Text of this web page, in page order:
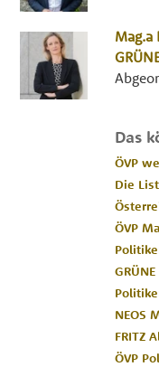
Mag.a
Das
ÖVP
Die
ÖVP
NEOS
FRITZ
ÖVP